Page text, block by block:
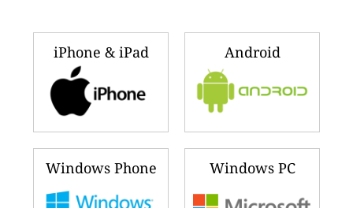
iPhone & iPad Android
Windows Phone Windows PC